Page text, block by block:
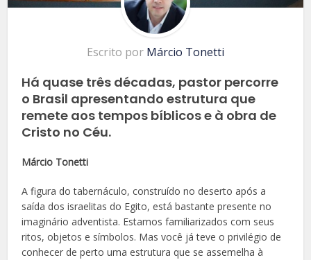
Escrito por Márcio Tonetti
Há quase três décadas, pastor percorre
o Brasil apresentando estrutura que
remete aos tempos bíblicos e à obra de
Cristo no Céu.
Márcio Tonetti
A figura do tabernáculo, construído no deserto após a
saída dos israelitas do Egito, está bastante presente no
imaginário adventista. Estamos familiarizados com seus
ritos, objetos e símbolos. Mas você já teve o privilégio de
conhecer de perto uma estrutura que se assemelha à